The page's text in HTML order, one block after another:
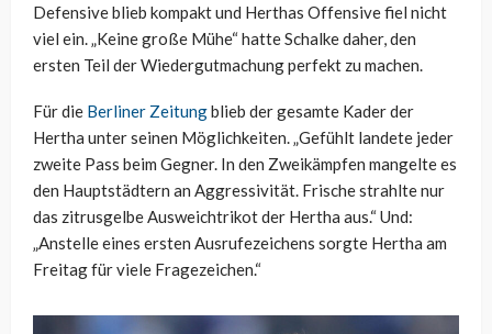
Defensive blieb kompakt und Herthas Offensive fiel nicht
viel ein. „Keine große Mühe“ hatte Schalke daher, den
ersten Teil der Wiedergutmachung perfekt zu machen.
Für die Berliner Zeitungblieb der gesamte Kader der
Hertha unter seinen Möglichkeiten. „Gefühlt landete jeder
zweite Pass beim Gegner. In den Zweikämpfen mangelte es
den Hauptstädtern an Aggressivität. Frische strahlte nur
das zitrusgelbe Ausweichtrikot der Hertha aus.“ Und:
„Anstelle eines ersten Ausrufezeichens sorgte Hertha am
Freitag für viele Fragezeichen.“